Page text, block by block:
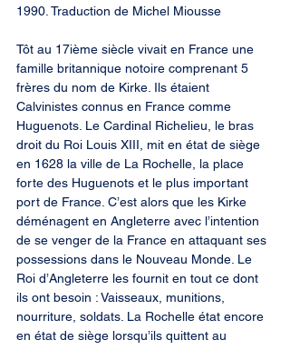
1990. Traduction de Michel Miousse
Tôt au 17ième siècle vivait en France une
famille britannique notoire comprenant 5
frères du nom de Kirke. Ils étaient
Calvinistes connus en France comme
Huguenots. Le Cardinal Richelieu, le bras
droit du Roi Louis XIII, mit en état de siège
en 1628 la ville de La Rochelle, la place
forte des Huguenots et le plus important
port de France. C’est alors que les Kirke
déménagent en Angleterre avec l’intention
de se venger de la France en attaquant ses
possessions dans le Nouveau Monde. Le
Roi d’Angleterre les fournit en tout ce dont
ils ont besoin : Vaisseaux, munitions,
nourriture, soldats. La Rochelle état encore
en état de siège lorsqu’ils quittent au